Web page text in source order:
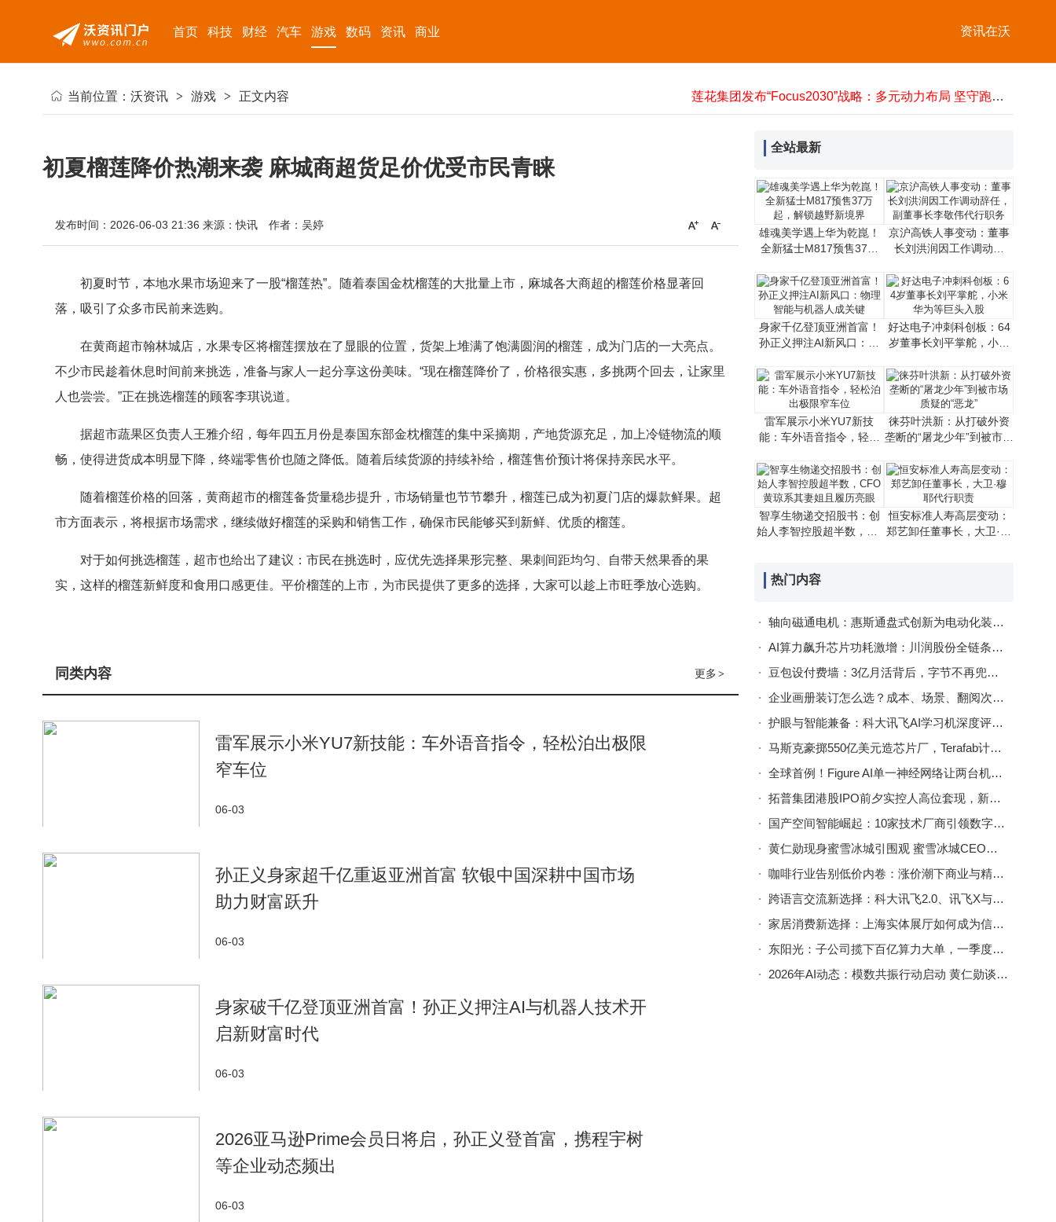
资讯在沃
首页 科技 财经 汽车 游戏 数码 资讯 商业
从青年到银发：2026中国三代人消费图谱，解码“该省省该花花”新智慧
2026上海启动仪式策划服务商TOP8揭晓！企业服务监测+口碑调研权威榜单
晶科能源CEO曹海云首亮相：以“CLASS”模型推进本土制造，引领光伏新征程
当前位置： 沃资讯 > 游戏 > 正文内容
初夏榴莲降价热潮来袭 麻城商超货足价优受市民青睐
发布时间：2026-06-03 21:36 来源：快讯 作者：吴婷
初夏时节，本地水果市场迎来了一股“榴莲热”。随着泰国金枕榴莲的大批量上市，麻城各大商超的榴莲价格显著回
落，吸引了众多市民前来选购。
在黄商超市翰林城店，水果专区将榴莲摆放在了显眼的位置，货架上堆满了饱满圆润的榴莲，成为门店的一大亮点。
不少市民趁着休息时间前来挑选，准备与家人一起分享这份美味。“现在榴莲降价了，价格很实惠，多挑两个回去，让家里
人也尝尝。”正在挑选榴莲的顾客李琪说道。
据超市蔬果区负责人王雅介绍，每年四五月份是泰国东部金枕榴莲的集中采摘期，产地货源充足，加上冷链物流的顺
畅，使得进货成本明显下降，终端零售价也随之降低。随着后续货源的持续补给，榴莲售价预计将保持亲民水平。
随着榴莲价格的回落，黄商超市的榴莲备货量稳步提升，市场销量也节节攀升，榴莲已成为初夏门店的爆款鲜果。超
市方面表示，将根据市场需求，继续做好榴莲的采购和销售工作，确保市民能够买到新鲜、优质的榴莲。
对于如何挑选榴莲，超市也给出了建议：市民在挑选时，应优先选择果形完整、果刺间距均匀、自带天然果香的果
实，这样的榴莲新鲜度和食用口感更佳。平价榴莲的上市，为市民提供了更多的选择，大家可以趁上市旺季放心选购。
更多 >
同类内容
雷军展示小米YU7新技能：车外语音指令，轻松泊出极限
窄车位
06-03
孙正义身家超千亿重返亚洲首富 软银中国深耕中国市场
助力财富跃升
06-03
身家破千亿登顶亚洲首富！孙正义押注AI与机器人技术开
启新财富时代
06-03
2026亚马逊Prime会员日将启，孙正义登首富，携程宇树
等企业动态频出
06-03
全站最新
雄魂美学遇上华为乾崑！
全新猛士M817预售37万
京沪高铁人事变动：董事
长刘洪润因工作调动辞
职务
身家千亿登顶亚洲首富！
孙正义押注AI新风口：物
好达电子冲刺科创板：64
岁董事长刘平掌舵，小米
雷军展示小米YU7新技
能：车外语音指令，轻松
徕芬叶洪新：从打破外资
垄断的“屠龙少年”到被市场
智享生物递交招股书：创
始人李智控股超半数，CF
恒安标准人寿高层变动：
郑艺卸任董事长，大卫·穆
热门内容
轴向磁通电机：惠斯通盘式创新为电动化装备开启高效紧凑新动力篇章
AI算力飙升芯片功耗激增：川润股份全链条液冷技术引领绿色散热新方向
豆包设付费墙：3亿月活背后，字节不再兜底免费算力账单
企业画册装订怎么选？成本、场景、翻阅次数全解析，教你避坑选对方案
护眼与智能兼备：科大讯飞AI学习机深度评测，为孩子选对学习好帮手
马斯克豪掷550亿美元造芯片厂，Terafab计划剑指全球芯片产能巅峰
全球首例！Figure AI单一神经网络让两台机器人默契协作完成卧室清理
拓普集团港股IPO前夕实控人高位套现，新布局能否化解资本压力存疑
国产空间智能崛起：10家技术厂商引领数字孪生迈向智能决策新阶段
黄仁勋现身蜜雪冰城引围观 蜜雪冰城CEO朋友圈妙语回应显卡散热梗
咖啡行业告别低价内卷：涨价潮下商业与精品边界重塑新局
跨语言交流新选择：科大讯飞2.0、讯飞X与谷歌翻译机，哪款更适合你？
家居消费新选择：上海实体展厅如何成为信任重建的“破局点”
东阳光：子公司揽下百亿算力大单，一季度净利润却同比大幅下滑57%
2026年AI动态：模数共振行动启动 黄仁勋谈就业 中国移动推AI-eSIM新品